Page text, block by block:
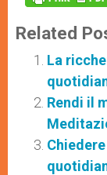
Related
La
Rendi il